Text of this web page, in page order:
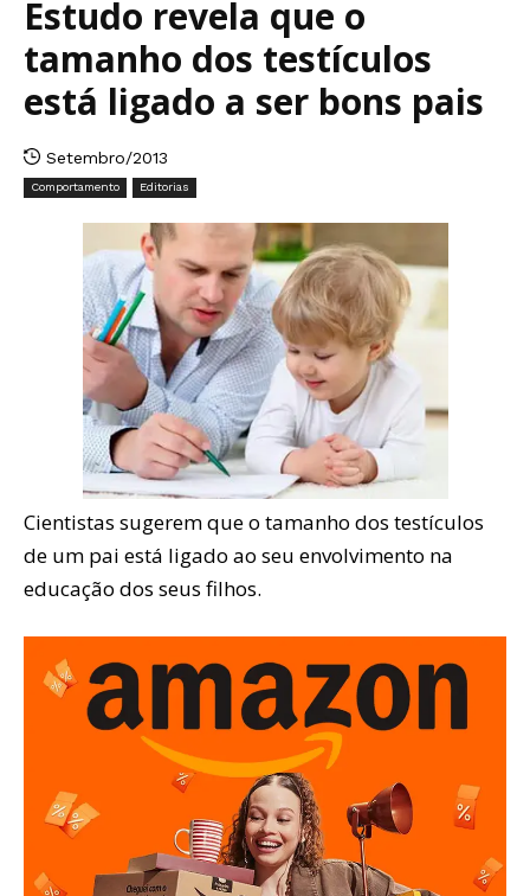
Estudo revela que o
tamanho dos testículos
está ligado a ser bons pais
Setembro/2013
Comportamento Editorias
Cientistas sugerem que o tamanho dos testículos
de um pai está ligado ao seu envolvimento na
educação dos seus filhos.